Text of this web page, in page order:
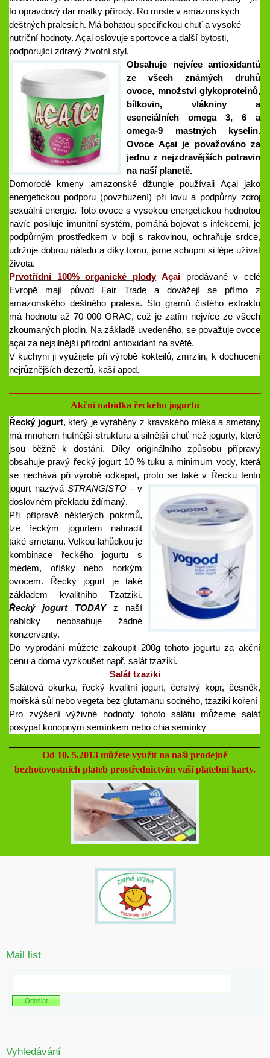
to opravdový dar matky přírody. Ro mrste v amazonských
deštných pralesích. Má bohatou specifickou chuť a vysoké
nutriční hodnoty. Açai oslovuje sportovce a další bytosti,
podporující zdravý životní styl.
Obsahuje nejvíce antioxidantů
ze všech známých druhů
ovoce, množství glykoproteinů,
bílkovin, vlákniny a
esenciálních omega 3, 6 a
omega-9 mastných kyselin.
Ovoce Açai je považováno za
jednu z nejzdravějších potravin
na naší planetě.
Domorodé kmeny amazonské džungle používali Açai jako
energetickou podporu (povzbuzení) při lovu a podpůrný zdroj
sexuální energie. Toto ovoce s vysokou energetickou hodnotou
navíc posiluje imunitní systém, pomáhá bojovat s infekcemi, je
podpůrným prostředkem v boji s rakovinou, ochraňuje srdce,
udržuje dobrou náladu a díky tomu, jsme schopni si lépe užívat
života.
Prvotřídní 100% organické plodyAçai prodávané v celé
Evropě mají původ Fair Trade a dovážejí se přímo z
amazonského deštného pralesa. Sto gramů čistého extraktu
má hodnotu až 70 000 ORAC, což je zatím nejvíce ze všech
zkoumaných plodin. Na základě uvedeného, se považuje ovoce
açai za nejsilnější přírodní antioxidant na světě.
V kuchyni ji využijete při výrobě kokteilů, zmrzlin, k dochucení
nejrůznějších dezertů, kaší apod.
Akční nabídka řeckého jogurtu
Řecký jogurt, který je vyráběný z kravského mléka a smetany
má mnohem hutnější strukturu a silnější chuť než jogurty, které
jsou běžně k dostání. Díky originálního způsobu přípravy
obsahuje pravý řecký jogurt 10 % tuku a minimum vody, která
se nechává při výrobě odkapat, proto se také v Řecku tento
jogurt nazývá STRANGISTO - v
doslovném překladu ždímaný.
Při přípravě některých pokrmů,
lze řeckým jogurtem nahradit
také smetanu. Velkou lahůdkou je
kombinace řeckého jogurtu s
medem, oříšky nebo horkým
ovocem. Řecký jogurt je také
základem kvalitního Tzatziki.
Řecký jogurt TODAYz naší
nabídky neobsahuje žádné
konzervanty.
Do vyprodání můžete zakoupit 200g tohoto jogurtu za akční
cenu a doma vyzkoušet např. salát tzaziki.
Salát tzaziki
Salátová okurka, řecký kvalitní jogurt, čerstvý kopr, česněk,
mořská sůl nebo vegeta bez glutamanu sodného, tzaziki koření
Pro zvýšení výživné hodnoty tohoto salátu můžeme salát
posypat konopným semínkem nebo chia semínky
Od 10. 5.2013 můžete využít na naší prodejně
bezhotovostních plateb prostřednictvím vaší platební karty.
Mail list
Vyhledávání